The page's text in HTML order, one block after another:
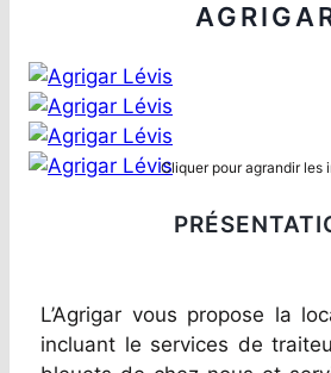
Cliquer pour agrandir les
L’Agrigar vous propose la
incluant le services de